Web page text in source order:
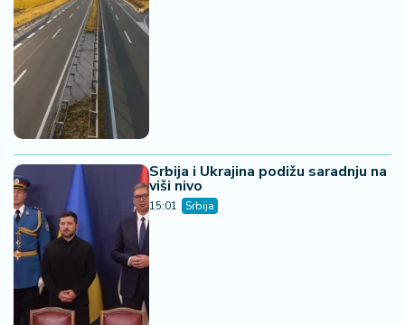
Srbija i Ukrajina podižu saradnju na
viši nivo
15:01 Srbija